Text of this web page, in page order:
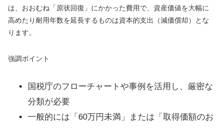
は、おおむね「原状回復」にかかった費用で、資産価値を大幅に
高めたり耐用年数を延長するものは資本的支出（減価償却）とな
ります。
強調ポイント
国税庁のフローチャートや事例を活用し、厳密な
分類が必要
一般的には「60万円未満」または「取得価額のお